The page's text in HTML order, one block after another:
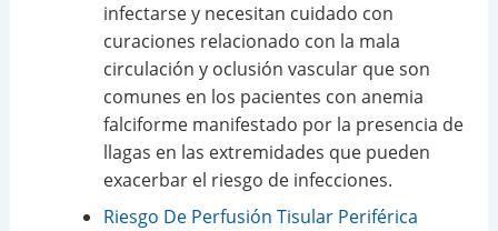
infectarse y necesitan cuidado con
curaciones relacionado con la mala
circulación y oclusión vascular que son
comunes en los pacientes con anemia
falciforme manifestado por la presencia de
llagas en las extremidades que pueden
exacerbar el riesgo de infecciones.
Riesgo De Perfusión Tisular Periférica